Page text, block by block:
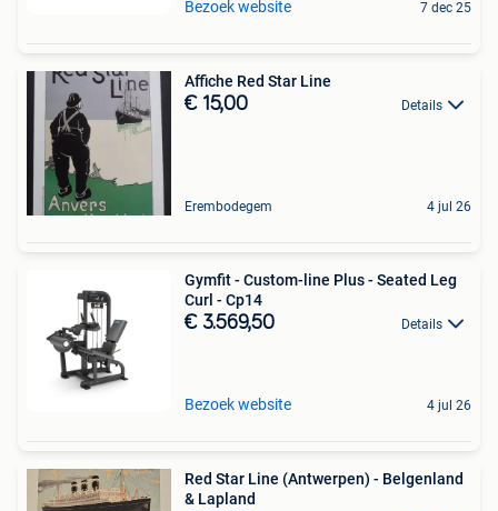
Bezoek website 7 dec 25
Affiche Red Star Line
€ 15,00 Details
Erembodegem 4 jul 26
Gymfit - Custom-line Plus - Seated Leg
Curl - Cp14
€ 3.569,50 Details
Bezoek website 4 jul 26
Red Star Line (Antwerpen) - Belgenland
& Lapland